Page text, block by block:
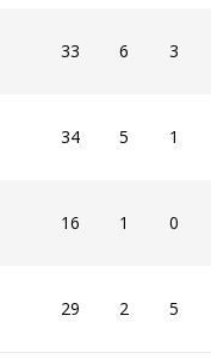
33 6 3
34 5 1
16 1 0
29 2 5